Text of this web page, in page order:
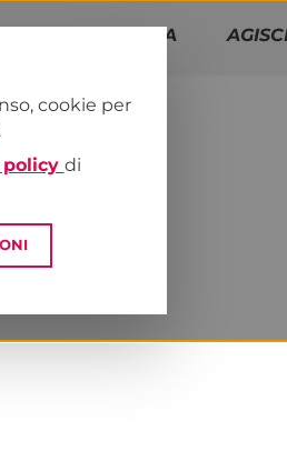
PROGRAMMA
cookie per
policy di